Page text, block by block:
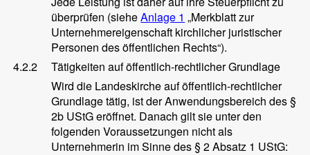
überprüfen (sieheAnlage 1 „Merkblatt zur
Unternehmereigenschaft kirchlicher juristischer
Personen des öffentlichen Rechts“).
4.2.2
Tätigkeiten auf öffentlich-rechtlicher Grundlage
Wird die Landeskirche auf öffentlich-rechtlicher
Grundlage tätig, ist der Anwendungsbereich des §
2b UStG eröffnet. Danach gilt sie unter den
folgenden Voraussetzungen nicht als
Unternehmerin im Sinne des § 2 Absatz 1 UStG: